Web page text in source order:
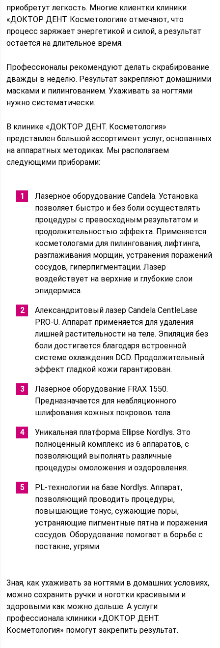
приобретут легкость. Многие клиентки клиники
«ДОКТОР ДЕНТ. Косметология» отмечают, что
процесс заряжает энергетикой и силой, а результат
остается на длительное время.
Профессионалы рекомендуют делать скрабирование
дважды в неделю. Результат закрепляют домашними
масками и пилингованием. Ухаживать за ногтями
нужно систематически.
В клинике «ДОКТОР ДЕНТ. Косметология»
представлен большой ассортимент услуг, основанных
на аппаратных методиках. Мы располагаем
следующими приборами:
Лазерное оборудование Candela. Установка
позволяет быстро и без боли осуществлять
процедуры с превосходным результатом и
продолжительностью эффекта. Применяется
косметологами для пилингования, лифтинга,
разглаживания морщин, устранения поражений
сосудов, гиперпигментации. Лазер
воздействует на верхние и глубокие слои
эпидермиса.
Александритовый лазер Candela CentleLase
PRO-U. Аппарат применяется для удаления
лишней растительности на теле. Эпиляция без
боли достигается благодаря встроенной
системе охлаждения DCD. Продолжительный
эффект гладкой кожи гарантирован.
Лазерное оборудование FRAX 1550.
Предназначается для неабляционного
шлифования кожных покровов тела.
Уникальная платформа Ellipse Nordlys. Это
полноценный комплекс из 6 аппаратов, с
позволяющий выполнять различные
процедуры омоложения и оздоровления.
PL-технологии на базе Nordlys. Аппарат,
позволяющий проводить процедуры,
повышающие тонус, сужающие поры,
устраняющие пигментные пятна и поражения
сосудов. Оборудование помогает в борьбе с
постакне, угрями.
Зная, как ухаживать за ногтями в домашних условиях,
можно сохранить ручки и ноготки красивыми и
здоровыми как можно дольше. А услуги
профессионала клиники «ДОКТОР ДЕНТ.
Косметология» помогут закрепить результат.